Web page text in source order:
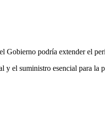
Gobierno podría extender el
y el suministro esencial para la